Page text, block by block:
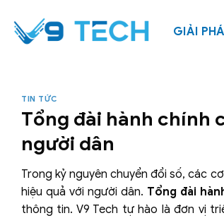
qua
GIẢI
TIN TỨC
Tổng đài hành chính
người dân
Trong kỷ nguyên chuyển đổi số, các
hiệu quả với người dân. Tổng đài
thông tin. V9 Tech tự hào là đơn vị